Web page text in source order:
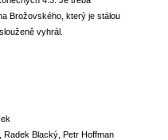
Brožovského, který je stálou
vyhrál.
Radek Blacký, Petr Hoffman